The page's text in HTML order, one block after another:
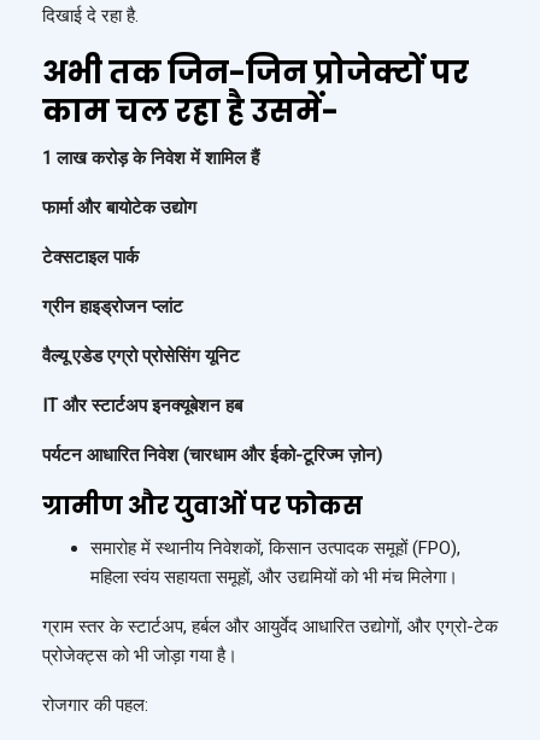
दिखाई दे रहा है.
अभी तक जिन-जिन प्रोजेक्टों पर
काम चल रहा है उसमें-
1 लाख करोड़ के निवेश में शामिल हैं
फार्मा और बायोटेक उद्योग
टेक्सटाइल पार्क
ग्रीन हाइड्रोजन प्लांट
वैल्यू एडेड एग्रो प्रोसेसिंग यूनिट
IT और स्टार्टअप इनक्यूबेशन हब
पर्यटन आधारित निवेश (चारधाम और ईको-टूरिज्म ज़ोन)
ग्रामीण और युवाओं पर फोकस
समारोह में स्थानीय निवेशकों, किसान उत्पादक समूहों (FPO),
महिला स्वंय सहायता समूहों, और उद्यमियों को भी मंच मिलेगा।
ग्राम स्तर के स्टार्टअप, हर्बल और आयुर्वेद आधारित उद्योगों, और एग्रो-टेक
प्रोजेक्ट्स को भी जोड़ा गया है।
रोजगार की पहल: